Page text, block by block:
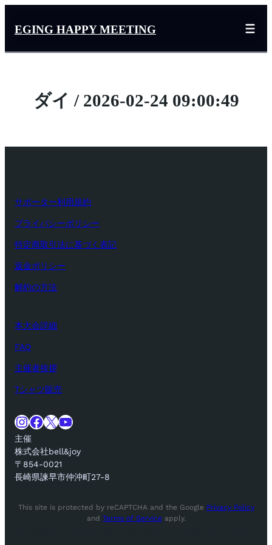
ス
EGING HAPPY MEETING
ダイ / 2026-02-24 09:00:49
サポーター利用規約
プライバシーポリシー
特定商取引法に基づく表記
返金ポリシー
解約の方法
本大会詳細
FAQ
主催者挨拶
Tシャツ販売
InstagramFacebook X YouTube
主催
株式会社bell&joy
〒854-0021
長崎県諫早市仲沖町27-8
This site is protected by reCAPTCHA and the Google Privacy Policy
and Terms of Serviceapply.